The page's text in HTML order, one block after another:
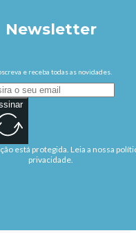
Newsletter
e receba todas as novidades.
está protegida. Leia a nossa
privacidade.